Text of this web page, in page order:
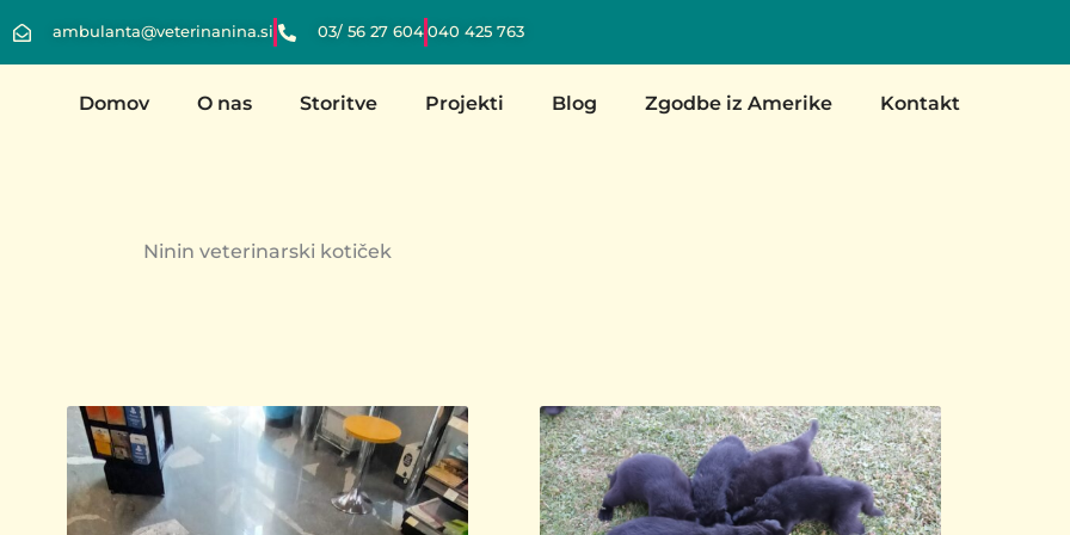
ambulanta@veterinanina.si 03/ 56 27 604 040 425 763
Domov O nas Storitve Projekti Blog Zgodbe iz Amerike Kontakt
Ninin veterinarski kotiček